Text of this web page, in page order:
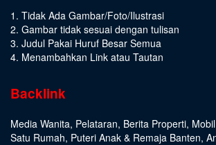
1. Tidak Ada Gambar/Foto/Ilustrasi
2. Gambar tidak sesuai dengan tulisan
3. Judul Pakai Huruf Besar Semua
4. Menambahkan Link atau Tautan
Backlink
Media Wanita, Pelataran, Berita Properti,
Satu Rumah, Puteri Anak & Remaja Banten,